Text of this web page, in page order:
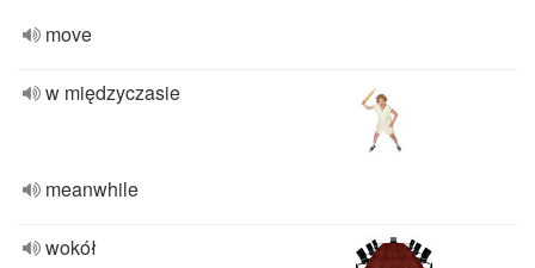
move
w międzyczasie
meanwhile
wokół